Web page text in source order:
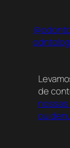
de
ou